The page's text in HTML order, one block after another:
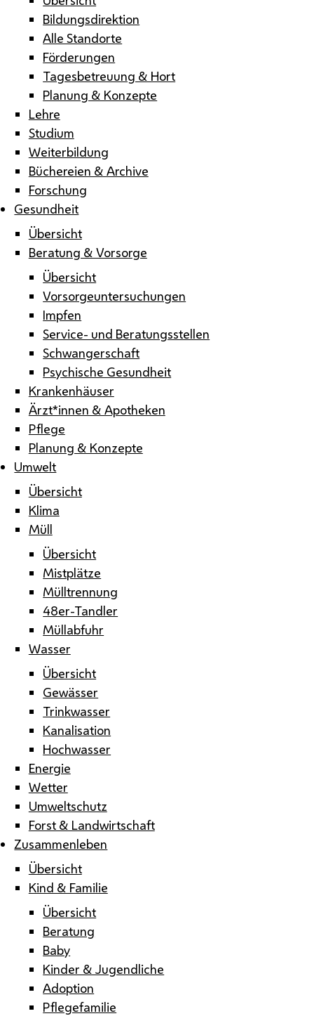
Bildungsdirektion
Alle Standorte
Förderungen
Tagesbetreuung & Hort
Planung & Konzepte
Lehre
Studium
Weiterbildung
Büchereien & Archive
Forschung
Gesundheit
Übersicht
Beratung & Vorsorge
Übersicht
Vorsorgeuntersuchungen
Impfen
Service- und Beratungsstellen
Schwangerschaft
Psychische Gesundheit
Krankenhäuser
Ärzt*innen & Apotheken
Pflege
Planung & Konzepte
Umwelt
Übersicht
Klima
Müll
Übersicht
Mistplätze
Mülltrennung
48er-Tandler
Müllabfuhr
Wasser
Übersicht
Gewässer
Trinkwasser
Kanalisation
Hochwasser
Energie
Wetter
Umweltschutz
Forst & Landwirtschaft
Zusammenleben
Übersicht
Kind & Familie
Übersicht
Beratung
Baby
Kinder & Jugendliche
Adoption
Pflegefamilie